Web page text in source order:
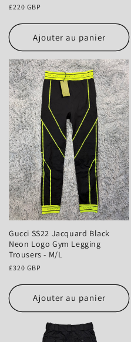
Prix
£220 GBP
Ajouter au panier
Gucci SS22 Jacquard Black
Neon Logo Gym Legging
Trousers - M/L
Prix
£320 GBP
Ajouter au panier